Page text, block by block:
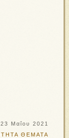
23 Μαΐου 2021
ΘΕΜΑΤΑ